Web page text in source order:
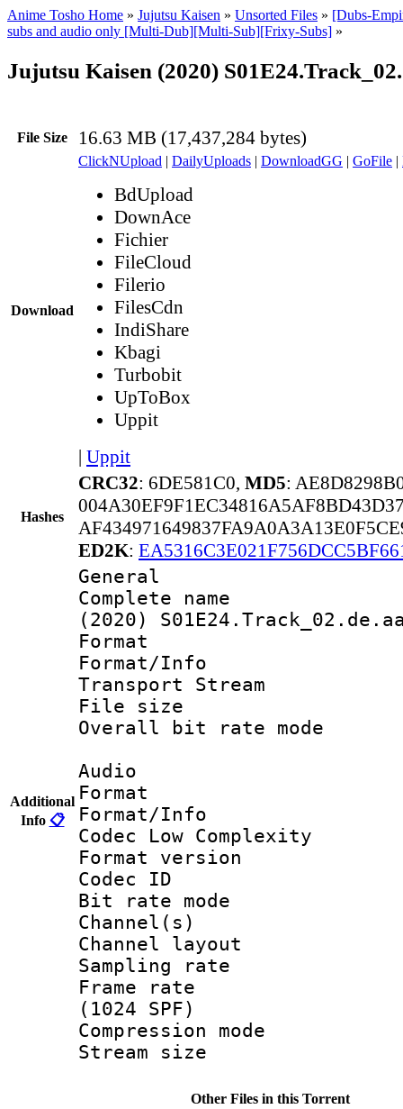
Anime Tosho Home » Jujutsu Kaisen » Unsorted Files » [Dubs-
subs and audio only [Multi-Dub][Multi-Sub][Frixy-Subs] »
Jujutsu Kaisen (2020)
File Size 16.63 MB (17,437,284 bytes)
Download
ClickNUpload | DailyUploads | DownloadGG | GoFile |
BdUpload
DownAce
Fichier
FileCloud
Filerio
FilesCdn
IndiShare
Kbagi
Turbobit
UpToBox
Uppit
| Uppit
Hashes
CRC32: 6DE581C0, MD5:
ED2K:
Additional
Info 📋
General
Complete
(2020)
Format :
Format/Info
Transport Stream
File size :
Overall bit rate
Audio
Format :
Format/Info :
Codec Low Complexity
Format
Codec
Bit rate
Channel(s)
Channel
Sampling
Frame rate :
(1024 SPF)
Compression
Stream size :
Other Files in this Torrent